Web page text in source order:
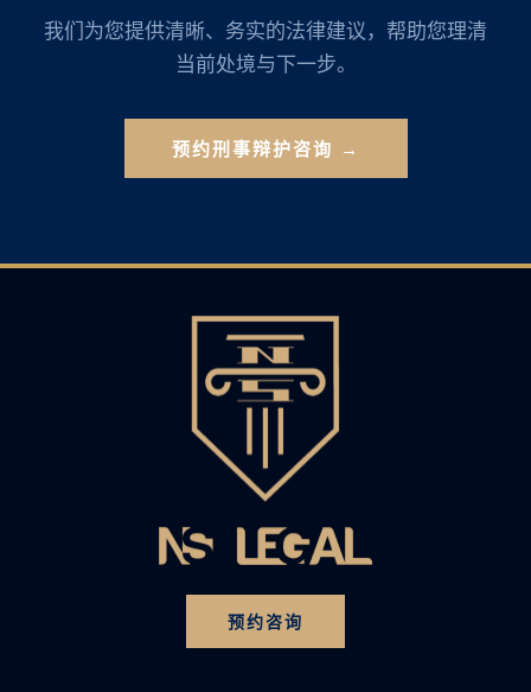
我们为您提供清晰、务实的法律建议，帮助您理清
当前处境与下一步。
预约刑事辩护咨询 →
预约咨询